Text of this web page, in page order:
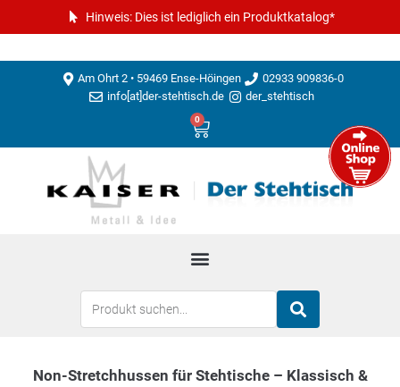
Hinweis: Dies ist lediglich ein Produktkatalog*
Am Ohrt 2 • 59469 Ense-Höingen
02933 909836-0
info[at]der-stehtisch.de
der_stehtisch
0
Non-Stretchhussen für Stehtische – Klassisch &